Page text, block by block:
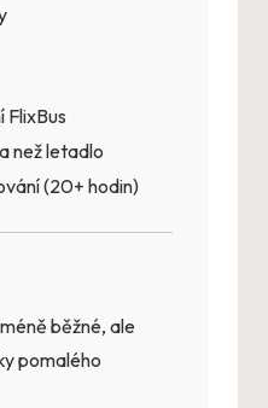
FlixBus
než letadlo
(20+ hodin)
běžné, ale
pomalého